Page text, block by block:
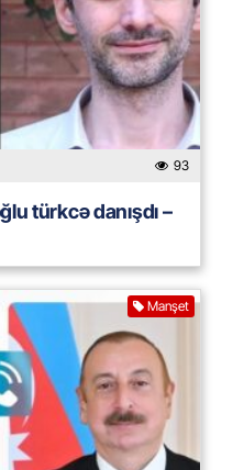
93
türkcə danışdı –
Manşet